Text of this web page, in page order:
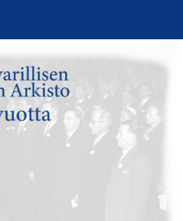
Sivuston etusivulle